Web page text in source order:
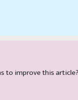
to improve this article?